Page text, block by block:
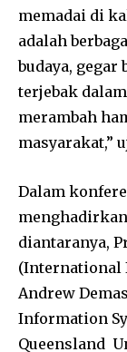
memadai di
adalah
budaya, gegar
terjebak
merambah
masyarakat,”
Dalam
diantaranya,
(International
Andrew
Information
Queensland